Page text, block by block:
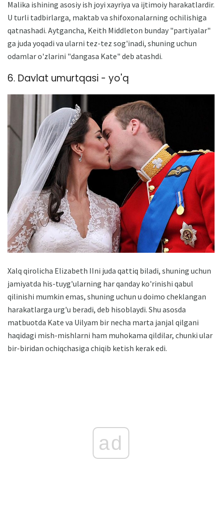
Malika ishining asosiy ish joyi xayriya va ijtimoiy harakatlardir.
U turli tadbirlarga, maktab va shifoxonalarning ochilishiga
qatnashadi. Aytgancha, Keith Middleton bunday "partiyalar"
ga juda yoqadi va ularni tez-tez sog'inadi, shuning uchun
odamlar o'zlarini "dangasa Kate" deb atashdi.
6. Davlat umurtqasi - yo'q
Xalq qirolicha Elizabeth IIni juda qattiq biladi, shuning uchun
jamiyatda his-tuyg'ularning har qanday ko'rinishi qabul
qilinishi mumkin emas, shuning uchun u doimo cheklangan
harakatlarga urg'u beradi, deb hisoblaydi. Shu asosda
matbuotda Kate va Uilyam bir necha marta janjal qilgani
haqidagi mish-mishlarni ham muhokama qildilar, chunki ular
bir-biridan ochiqchasiga chiqib ketish kerak edi.
ad